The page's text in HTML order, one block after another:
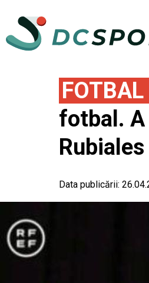
fotbal. A
Rubiales
Data publicării: